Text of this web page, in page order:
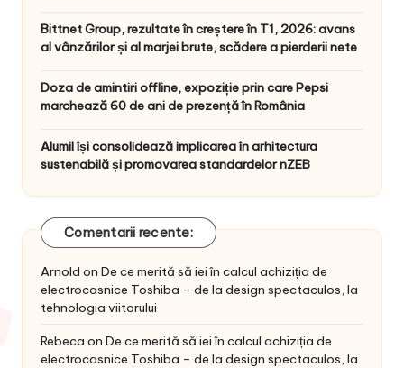
Bittnet Group, rezultate în creștere în T1, 2026: avans
al vânzărilor și al marjei brute, scădere a pierderii nete
Doza de amintiri offline, expoziție prin care Pepsi
marchează 60 de ani de prezență în România
Alumil își consolidează implicarea în arhitectura
sustenabilă și promovarea standardelor nZEB
Comentarii recente:
Arnold on De ce merită să iei în calcul achiziția de
electrocasnice Toshiba – de la design spectaculos, la
tehnologia viitorului
Rebeca on De ce merită să iei în calcul achiziția de
electrocasnice Toshiba – de la design spectaculos, la